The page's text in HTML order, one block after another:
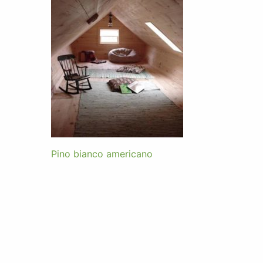
Navigazione
Pino bianco americano